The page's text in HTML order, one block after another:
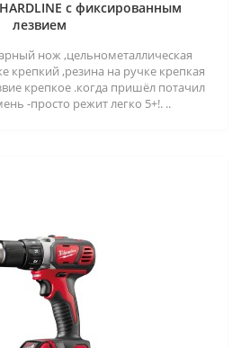
с фиксированным
лезвием
нож ,цельнометаллическая
крепкий ,резина на ручке крепкая
крепкое .когда пришёл потачил
-просто режит легко 5+!. ..